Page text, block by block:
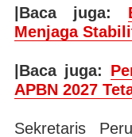
|Baca juga:
Menjaga
|Baca juga:
APBN 2027
Sekretaris